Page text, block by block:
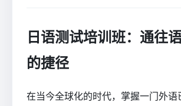
日语测试培训班：通往
的捷径
在当今全球化的时代，掌握一门外语